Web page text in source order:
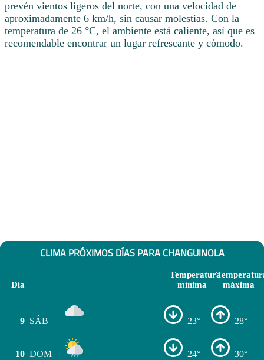
prevén vientos ligeros del norte, con una velocidad de
aproximadamente 6 km/h, sin causar molestias. Con la
temperatura de 26 °C, el ambiente está caliente, así que es
recomendable encontrar un lugar refrescante y cómodo.
CLIMA PRÓXIMOS DÍAS PARA CHANGUINOLA
Día
Temperatura
mínima
máxima
9 SÁB 23° 28°
10 DOM 24° 30°